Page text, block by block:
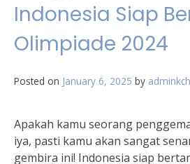
Indonesia Siap
Olimpiade 2024
Posted on January 6, 2025 by adminkch
Apakah kamu seorang
iya, pasti kamu akan sangat
gembira ini! Indonesia siap